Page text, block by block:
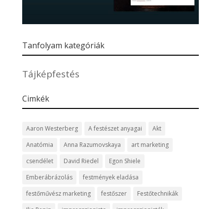
Tanfolyam kategóriák
Tájképfestés
Cimkék
Aaron Westerberg A festészet anyagai
Akt
Anatómia
Anna Razumovskaya
art marketing
csendélet
David Riedel
Egon Shiele
Emberábrázolás
festmények eladása
festőművész marketing
festőszer
Festőtechnikák